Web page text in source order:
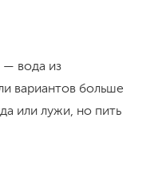
— вода из
вариантов больше
или лужи, но пить